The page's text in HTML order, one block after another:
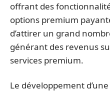
offrant des
options premium
d’attirer un grand
générant des revenus
services premium.
Le développement